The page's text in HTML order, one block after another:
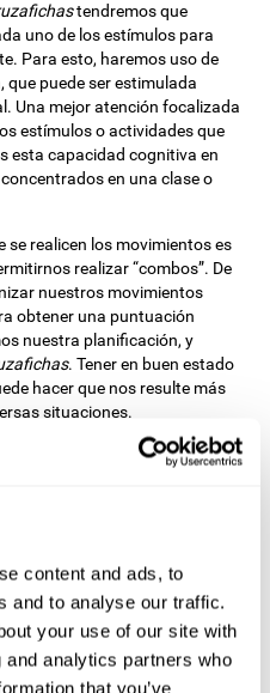
content and ads, to
and to analyse our traffic.
your use of our site with
analytics partners who
that you’ve
tendremos que
uno de los estímulos para
Para esto, haremos uso de
puede ser estimulada
Una mejor atención focalizada
estímulos o actividades que
esta capacidad cognitiva en
en una clase o
se realicen los movimientos es
realizar “combos”. De
nuestros movimientos
obtener una puntuación
nuestra planificación, y
. Tener en buen estado
hacer que nos resulte más
situaciones.
de nuestra planificación
trabajos escolares o
estímulos sin cometer
correctamente las
nuestra percepción visual
potenciar su estado. Una
permite interpretar y distinguir
nos rodean. Así, también